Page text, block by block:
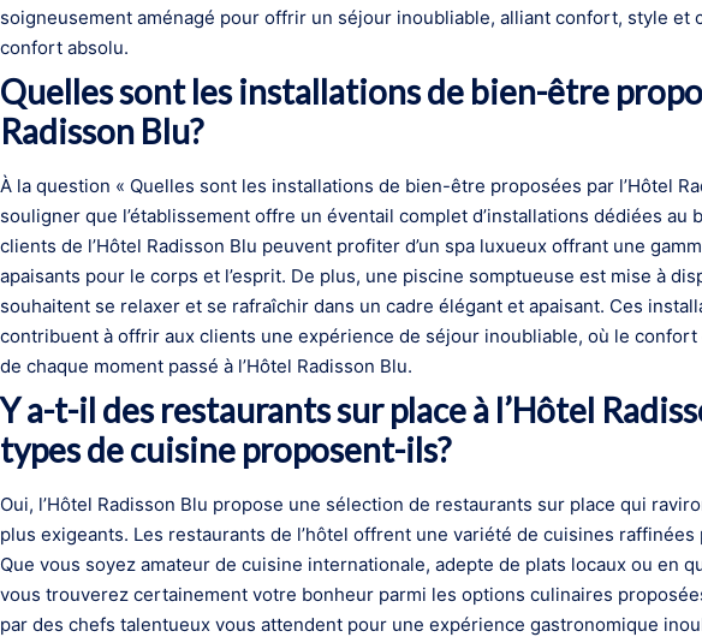
soigneusement aménagé pour offrir un séjour inoubliable, alliant confort, style et
confort absolu.
Quelles sont les installations de bien-être
Radisson Blu?
À la question « Quelles sont les installations de bien-être proposées par l’Hôtel
souligner que l’établissement offre un éventail complet d’installations dédiées au
clients de l’Hôtel Radisson Blu peuvent profiter d’un spa luxueux offrant une
apaisants pour le corps et l’esprit. De plus, une piscine somptueuse est mise à
souhaitent se relaxer et se rafraîchir dans un cadre élégant et apaisant. Ces
contribuent à offrir aux clients une expérience de séjour inoubliable, où le
de chaque moment passé à l’Hôtel Radisson Blu.
Y a-t-il des restaurants sur place à l’Hôtel
types de cuisine proposent-ils?
Oui, l’Hôtel Radisson Blu propose une sélection de restaurants sur place qui
plus exigeants. Les restaurants de l’hôtel offrent une variété de cuisines
Que vous soyez amateur de cuisine internationale, adepte de plats locaux ou en
vous trouverez certainement votre bonheur parmi les options culinaires
par des chefs talentueux vous attendent pour une expérience gastronomique